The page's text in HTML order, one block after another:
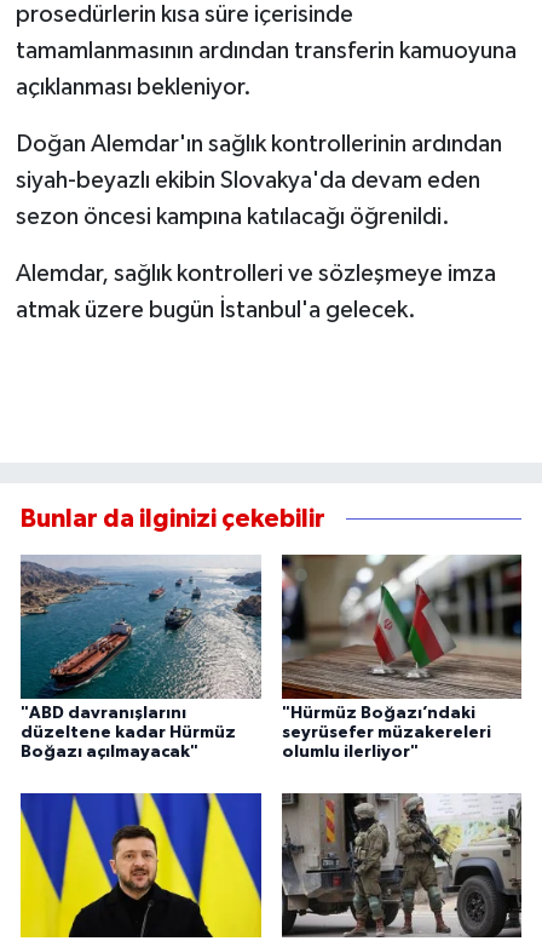
prosedürlerin kısa süre içerisinde
tamamlanmasının ardından transferin kamuoyuna
açıklanması bekleniyor.
Doğan Alemdar'ın sağlık kontrollerinin ardından
siyah-beyazlı ekibin Slovakya'da devam eden
sezon öncesi kampına katılacağı öğrenildi.
Alemdar, sağlık kontrolleri ve sözleşmeye imza
atmak üzere bugün İstanbul'a gelecek.
Bunlar da ilginizi çekebilir
"ABD davranışlarını
düzeltene kadar Hürmüz
Boğazı açılmayacak"
"Hürmüz Boğazı’ndaki
seyrüsefer müzakereleri
olumlu ilerliyor"